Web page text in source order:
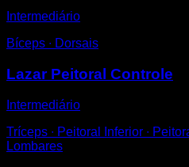
Intermediário
Bíceps ∙ Dorsais
Lazar Peitoral Controle
Intermediário
Tríceps ∙ Peitoral Inferior ∙
Lombares